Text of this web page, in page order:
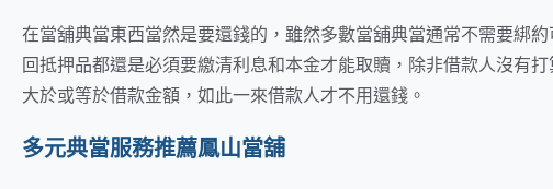
在當舖典當東西當然是要還錢的，雖然多數當舖典當通常不需要綁
回抵押品都還是必須要繳清利息和本金才能取贖，除非借款人沒有
大於或等於借款金額，如此一來借款人才不用還錢。
多元典當服務推薦鳳山當舖